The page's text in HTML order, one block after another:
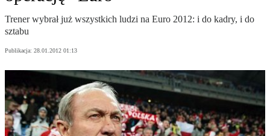
Trener wybrał już wszystkich ludzi na Euro 2012: i do kadry, i do
sztabu
Publikacja: 28.01.2012 01:13